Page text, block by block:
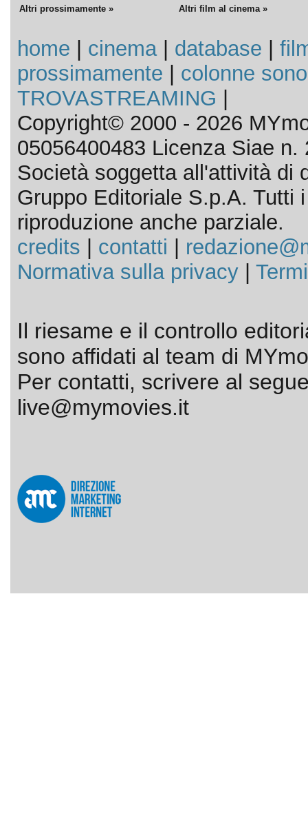
Altri prossimamente » Altri film al cinema »
home cinema| database
prossimamente
colonne
TROVASTREAMING
Copyright© 2000 - 2026
05056400483 Licenza Siae n.
Società soggetta all'attività di
Gruppo Editoriale S.p.A. Tutti
riproduzione anche parziale.
credits
contatti
Normativa sulla privacy|
Il riesame e il controllo
sono affidati al team di
Per contatti, scrivere al
live@mymovies.it